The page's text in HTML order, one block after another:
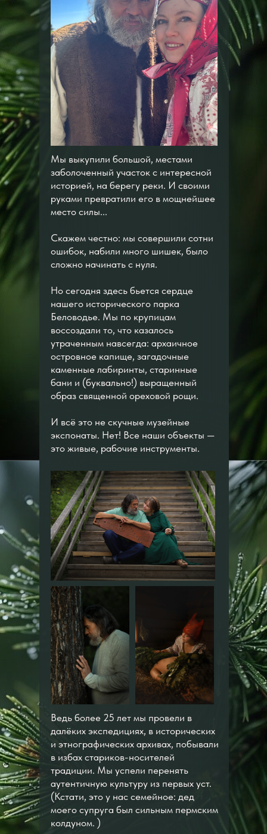
Мы выкупили большой, местами
заболоченный участок с интересной
историей, на берегу реки. И своими
руками превратили его в мощнейшее
место силы...
Скажем честно: мы совершили сотни
ошибок, набили много шишек, было
сложно начинать с нуля.
Но сегодня здесь бьется сердце
нашего исторического парка
Беловодье. Мы по крупицам
воссоздали то, что казалось
утраченным навсегда: архаичное
островное капище, загадочные
каменные лабиринты, старинные
бани и (буквально!) выращенный
образ священной ореховой рощи.
И всё это не скучные музейные
экспонаты. Нет! Все наши объекты —
это живые, рабочие инструменты.
Ведь более 25 лет мы провели в
далёких экспедициях, в исторических
и этнографических архивах, побывали
в избах стариков-носителей
традиции. Мы успели перенять
аутентичную культуру из первых уст.
(Кстати, это у нас семейное: дед
моего супруга был сильным пермским
колдуном. )
ЗАПИСАТЬСЯ / ЗАДАТЬ ВОПРОС
ФОТО С НАШИХ СЕМИНАРОВ,
РЕТРИТОВ, МЕРОПРИЯТИЙ: